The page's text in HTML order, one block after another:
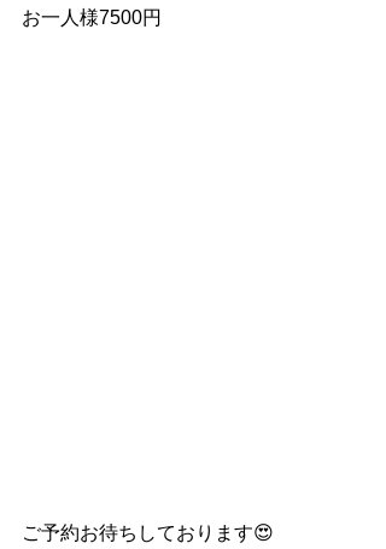
お一人様7500円
ご予約お待ちしております😍